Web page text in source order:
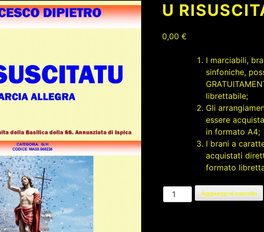
U
0,00 €
I marciabili,
sinfoniche,
librettabile;
Gli
essere
in formato A4;
I brani a
acquistati
formato
RISUSCITATU
Aggiungi al carrello